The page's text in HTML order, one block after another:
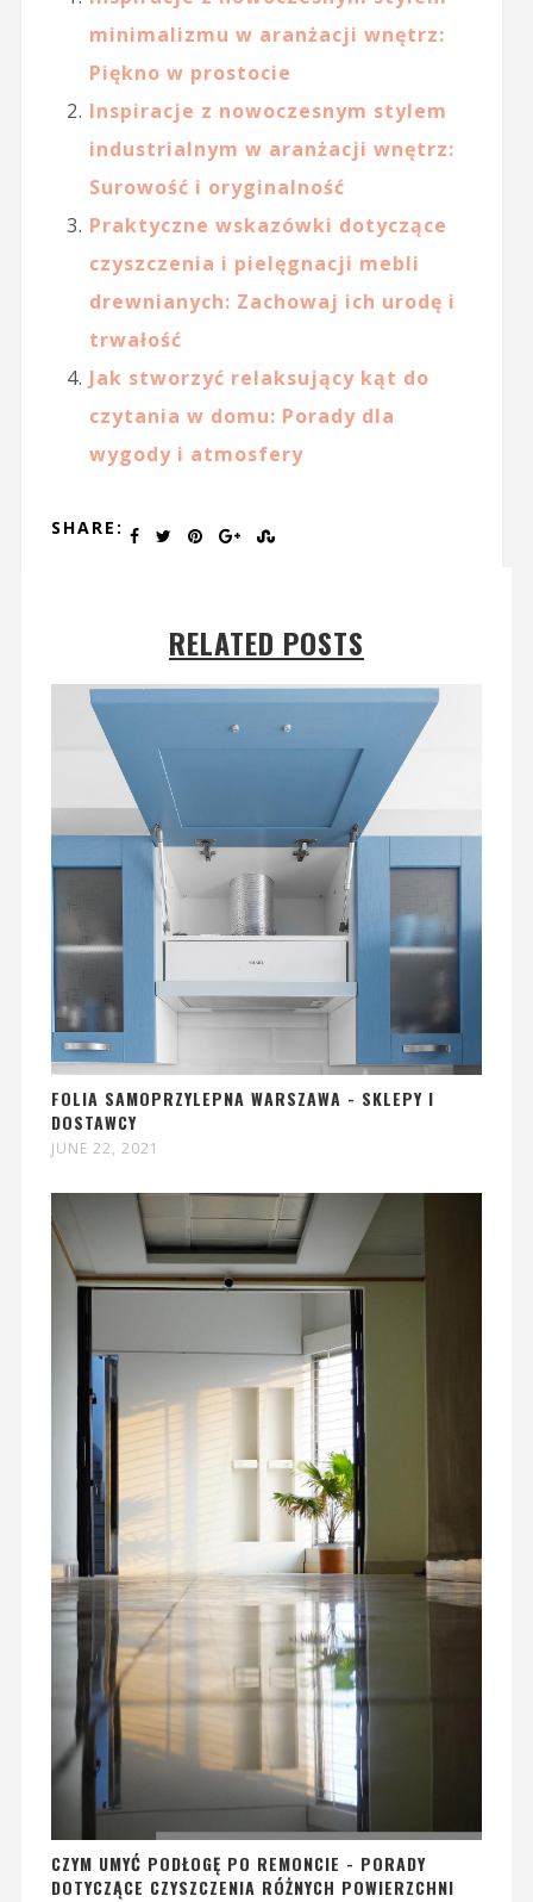
minimalizmu w aranżacji wnętrz:
Piękno w prostocie
Inspiracje z nowoczesnym stylem
industrialnym w aranżacji wnętrz:
Surowość i oryginalność
Praktyczne wskazówki dotyczące
czyszczenia i pielęgnacji mebli
drewnianych: Zachowaj ich urodę i
trwałość
Jak stworzyć relaksujący kąt do
czytania w domu: Porady dla
wygody i atmosfery
SHARE:
RELATED POSTS
FOLIA SAMOPRZYLEPNA WARSZAWA - SKLEPY I
DOSTAWCY
JUNE 22, 2021
CZYM UMYĆ PODŁOGĘ PO REMONCIE - PORADY
DOTYCZĄCE CZYSZCZENIA RÓŻNYCH POWIERZCHNI